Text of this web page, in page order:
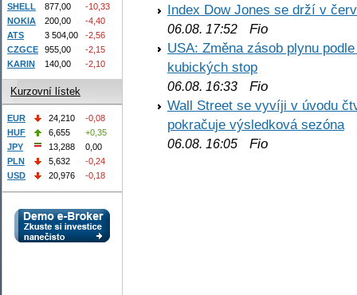
Index Dow Jones se drží v
06.08. 17:52 Fio
USA: Změna zásob plynu
kubických stop
06.08. 16:33 Fio
Wall Street se vyvíji v úvodu
pokračuje výsledková sezóna
06.08. 16:05 Fio
SHELL 877,00
-10,33
NOKIA
200,00
-4,40
ATS
3 504,00
-2,56
CZGCE
955,00
-2,15
KARIN
140,00 -2,10
Kurzovní lístek
EUR 24,210
-0,08
HUF
6,655
+0,35
JPY
13,288
0,00
PLN
5,632
-0,24
USD
20,976 -0,18